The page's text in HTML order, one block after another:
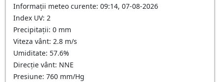
Informații meteo curente: 09:14, 07-08-2026
Index UV: 2
Precipitații: 0 mm
Viteza vânt: 2.8 m/s
Umiditate: 57.6%
Direcție vânt: NNE
Presiune: 760 mm/Hg